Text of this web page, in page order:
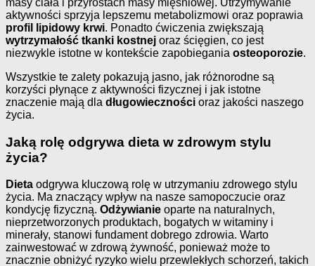
aktywności sprzyja lepszemu metabolizmowi oraz poprawia
profil lipidowy krwi. Ponadto ćwiczenia zwiększają
wytrzymałość tkanki kostnej oraz ścięgien, co jest
niezwykle istotne w kontekście zapobiegania osteoporozie.
Wszystkie te zalety pokazują jasno, jak różnorodne są
korzyści płynące z aktywności fizycznej i jak istotne
znaczenie mają dla długowieczności oraz jakości naszego
życia.
Jaką rolę odgrywa dieta w zdrowym stylu
życia?
Dieta odgrywa kluczową rolę w utrzymaniu zdrowego stylu
życia. Ma znaczący wpływ na nasze samopoczucie oraz
kondycję fizyczną. Odżywianie oparte na naturalnych,
nieprzetworzonych produktach, bogatych w witaminy i
minerały, stanowi fundament dobrego zdrowia. Warto
zainwestować w zdrową żywność, ponieważ może to
znacznie obniżyć ryzyko wielu przewlekłych schorzeń, takich